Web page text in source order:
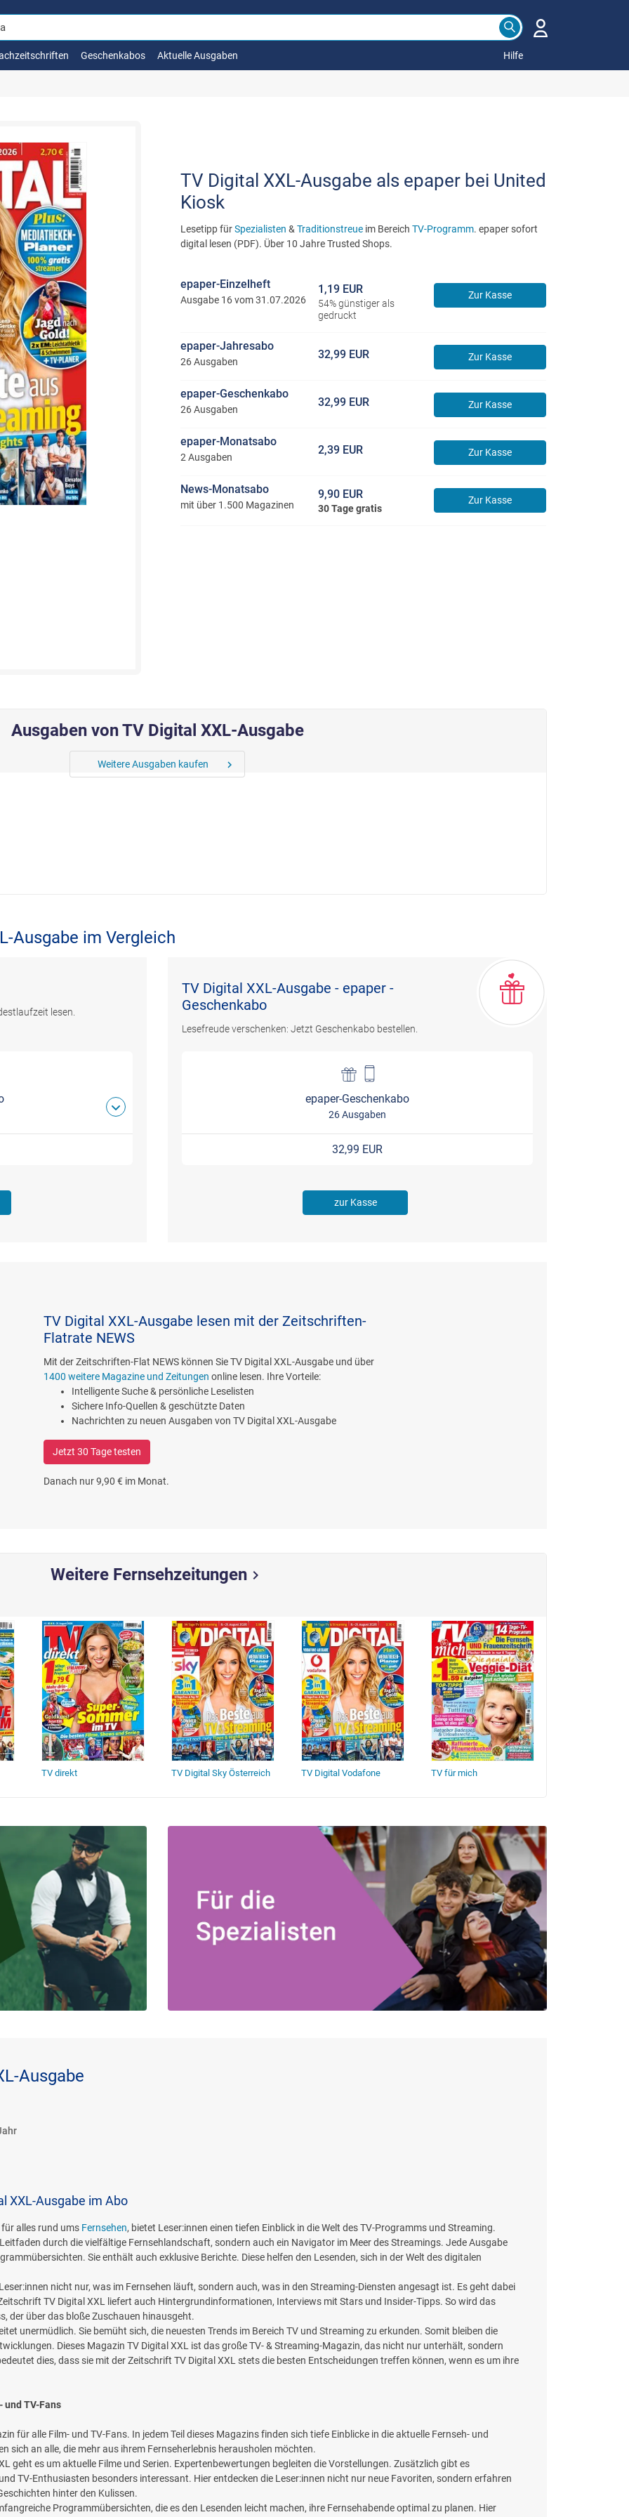
Geschenkabos Aktuelle Ausgaben Hilfe
TV Digital XXL-Ausgabe als epaper bei United
Kiosk
Lesetipp fürSpezialisten & Traditionstreueim Bereich TV-Programm. epaper sofort
digital lesen (PDF). Über 10 Jahre Trusted Shops.
epaper-Einzelheft
Ausgabe 16 vom 31.07.2026 Zur Kasse
1,19 EUR
54% günstiger als
gedruckt
epaper-Jahresabo
26 Ausgaben Zur Kasse
32,99 EUR
epaper-Geschenkabo
26 Ausgaben Zur Kasse
32,99 EUR
epaper-Monatsabo
2 Ausgaben Zur Kasse
2,39 EUR
News-Monatsabo
mit über 1.500 Magazinen Zur Kasse
9,90 EUR
30 Tage gratis
Ausgaben von TV Digital XXL-Ausgabe
Weitere Ausgaben kaufen chevron_right
Ausgabe im Vergleich
lesen.
TV Digital XXL-Ausgabe - epaper -
Geschenkabo
Lesefreude verschenken: Jetzt Geschenkabo bestellen.
epaper-Geschenkabo
26 Ausgaben
32,99 EUR
zur Kasse
TV Digital XXL-Ausgabe lesen mit der Zeitschriften-
Flatrate NEWS
Mit der Zeitschriften-Flat NEWS können Sie TV Digital XXL-Ausgabe und über
1400 weitere Magazine und Zeitungen online lesen. Ihre Vorteile:
Intelligente Suche & persönliche Leselisten
Sichere Info-Quellen & geschützte Daten
Nachrichten zu neuen Ausgaben von TV Digital XXL-Ausgabe
Jetzt 30 Tage testen
Danach nur 9,90 € im Monat.
Weitere Fernsehzeitungen chevron_right
TV direkt TV Digital Sky Österreich TV Digital Vodafone TV für mich
Ausgabe
XXL-Ausgabe im Abo
alles rund ums Fernsehen, bietet Leser:innen einen tiefen Einblick in die Welt des TV-Programms und Streaming.
durch die vielfältige Fernsehlandschaft, sondern auch ein Navigator im Meer des Streamings. Jede Ausgabe
Sie enthält auch exklusive Berichte. Diese helfen den Lesenden, sich in der Welt des digitalen
nicht nur, was im Fernsehen läuft, sondern auch, was in den Streaming-Diensten angesagt ist. Es geht dabei
TV Digital XXL liefert auch Hintergrundinformationen, Interviews mit Stars und Insider-Tipps. So wird das
der über das bloße Zuschauen hinausgeht.
unermüdlich. Sie bemüht sich, die neuesten Trends im Bereich TV und Streaming zu erkunden. Somit bleiben die
Dieses Magazin TV Digital XXL ist das große TV- & Streaming-Magazin, das nicht nur unterhält, sondern
dies, dass sie mit der Zeitschrift TV Digital XXL stets die besten Entscheidungen treffen können, wenn es um ihre
und TV-Fans
für alle Film- und TV-Fans. In jedem Teil dieses Magazins finden sich tiefe Einblicke in die aktuelle Fernseh- und
sich an alle, die mehr aus ihrem Fernseherlebnis herausholen möchten.
geht es um aktuelle Filme und Serien. Expertenbewertungen begleiten die Vorstellungen. Zusätzlich gibt es
TV-Enthusiasten besonders interessant. Hier entdecken die Leser:innen nicht nur neue Favoriten, sondern erfahren
hinter den Kulissen.
Programmübersichten, die es den Lesenden leicht machen, ihre Fernsehabende optimal zu planen. Hier